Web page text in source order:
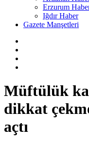
Erzurum
Iğdır Haber
Gazete Manşetleri
Müftülük
dikkat
açtı